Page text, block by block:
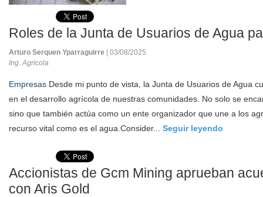
Roles de la Junta de Usuarios de Agua
Arturo Serquen Yparraguirre
| 03/08/2025
Ing. Agricola
Empresas Desde mi punto de vista, la Junta de Usuarios de Agua
en el desarrollo agrícola de nuestras comunidades. No solo se
sino que también actúa como un ente organizador que une a los
recurso vital como es el agua.Consider... Seguir leyendo
Accionistas de Gcm Mining aprueban
con Aris Gold